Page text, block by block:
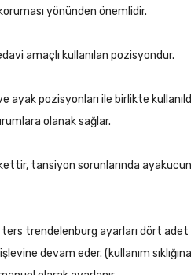
yönünden önemlidir.
amaçlı kullanılan pozisyondur.
pozisyonları ile birlikte
olanak sağlar.
tansiyon sorunlarında
trendelenburg ayarları dört
devam eder. (kullanım